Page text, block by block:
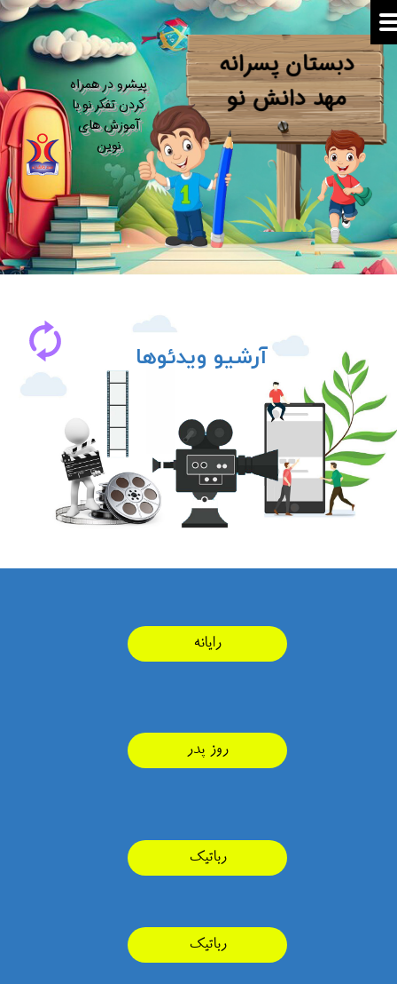
دبستان پسرانه
​​​​​​​مهد دانش نو
​پیشرو در همراه
کردن تفکر نو​​​​​​​ با
آموزش های
نوین
آرشیو ویدئوها
روز پدر
رایانه
رباتیک
رباتیک